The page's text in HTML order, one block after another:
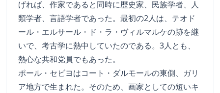
げれば、作家であると同時に歴史家、民族学者、人
類学者、言語学者であった。最初の2人は、テオド
ール・エルサール・ド・ラ・ヴィルマルケの跡を継
いで、考古学に熱中していたのである。3人とも、
熱心な共和党員でもあった。
ポール・セビヨはコート・ダルモールの東側、ガリ
ア地方で生まれた。そのため、画家としての短いキ